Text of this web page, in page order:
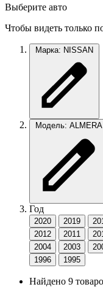
Выберите авто
Чтобы видеть только
Марка: NISSAN
Модель: ALMERA
Год
2020 2019
2012
2011
2004
2003
1996
1995
Найдено 9